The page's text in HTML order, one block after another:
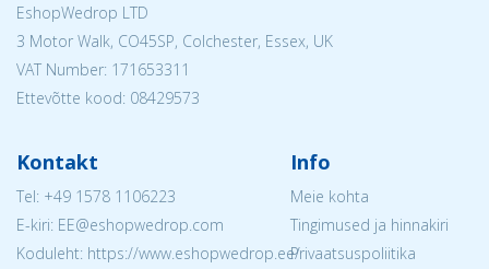
EshopWedrop LTD
3 Motor Walk, CO45SP, Colchester, Essex, UK
VAT Number: 171653311
Ettevõtte kood: 08429573
Kontakt
Tel: +49 1578 1106223
E-kiri: EE@eshopwedrop.com
Koduleht: https://www.eshopwedrop.ee/
Info
Meie kohta
Tingimused ja hinnakiri
Privaatsuspoliitika